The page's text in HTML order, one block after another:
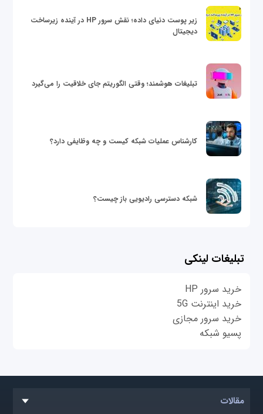
زیر پوست دنیای داده؛ نقش سرور HP در آینده زیرساخت
دیجیتال
تبلیغات هوشمند؛ وقتی الگوریتم جای خلاقیت را می‌گیرد
کارشناس عملیات شبکه کیست و چه وظایفی دارد؟
شبکه دسترسی رادیویی باز چیست؟
تبلیغات لینکی
خرید سرور HP
خرید اینترنت 5G
خرید سرور مجازی
پسیو شبکه
مقالات